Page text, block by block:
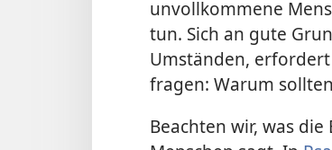
unvollkommene
tun. Sich an gute
Umständen,
fragen: Warum
Beachten wir, was